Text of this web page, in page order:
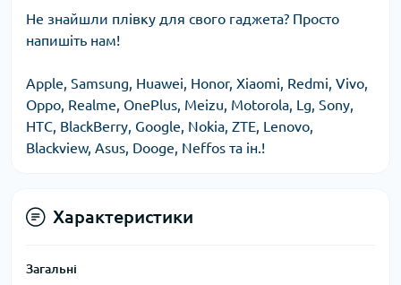
Не знайшли плівку для свого гаджета? Просто
напишіть нам!
Apple, Samsung, Huawei, Honor, Xiaomi, Redmi, Vivo,
Oppo, Realme, OnePlus, Meizu, Motorola, Lg, Sony,
HTC, BlackBerry, Google, Nokia, ZTE, Lenovo,
Blackview, Asus, Dooge, Neffos та ін.!
Характеристики
Загальні